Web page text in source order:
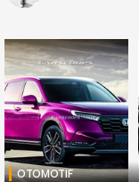
OTOMOTIF